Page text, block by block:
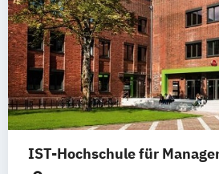
IST-Hochschule für